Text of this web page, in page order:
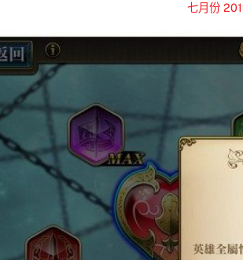
七月份